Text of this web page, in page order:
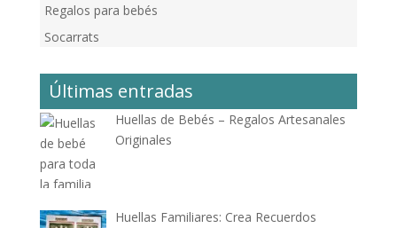
Regalos para bebés
Socarrats
Últimas entradas
Huellas de Bebés – Regalos Artesanales
Originales
Huellas Familiares: Crea Recuerdos